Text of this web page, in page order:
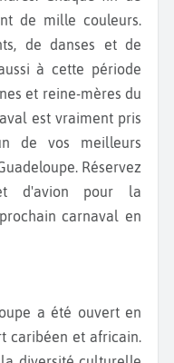
de mille couleurs.
de danses et de
à cette période
et reine-mères du
est vraiment pris
de vos meilleurs
Réservez
d'avion pour la
carnaval en
caribéen et africain.